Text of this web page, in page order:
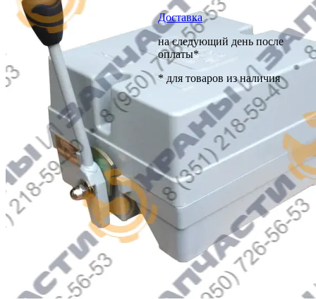
Доставка
на следующий день после
оплаты*
* для товаров из наличия